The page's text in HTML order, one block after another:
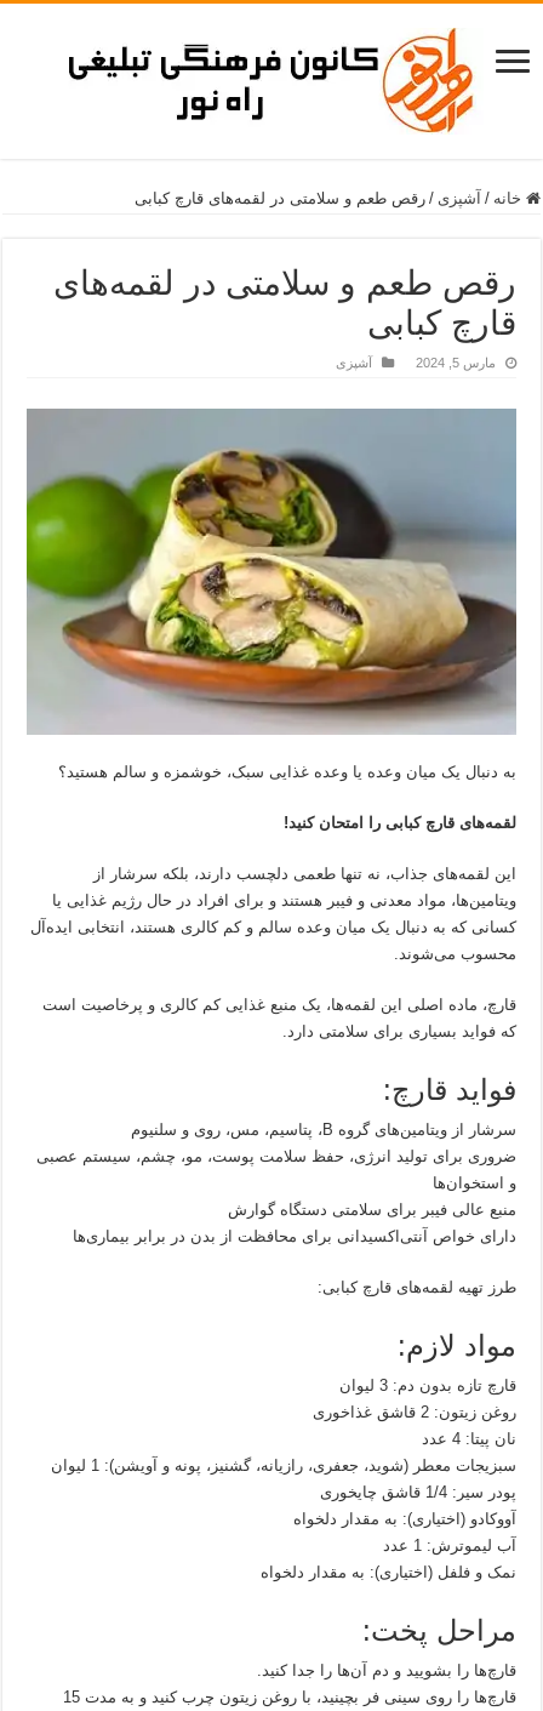
خانه / آشپزی / رقص طعم و سلامتی در لقمه‌های قارچ کبابی
رقص طعم و سلامتی در لقمه‌های
قارچ کبابی
مارس 5, 2024 آشپزی
به دنبال یک میان وعده یا وعده غذایی سبک، خوشمزه و سالم هستید؟
لقمه‌های قارچ کبابی را امتحان کنید!
این لقمه‌های جذاب، نه تنها طعمی دلچسب دارند، بلکه سرشار از
ویتامین‌ها، مواد معدنی و فیبر هستند و برای افراد در حال رژیم غذایی یا
کسانی که به دنبال یک میان وعده سالم و کم کالری هستند، انتخابی ایده‌آل
محسوب می‌شوند.
قارچ، ماده اصلی این لقمه‌ها، یک منبع غذایی کم کالری و پرخاصیت است
که فواید بسیاری برای سلامتی دارد.
فواید قارچ:
سرشار از ویتامین‌های گروه B، پتاسیم، مس، روی و سلنیوم
ضروری برای تولید انرژی، حفظ سلامت پوست، مو، چشم، سیستم عصبی
و استخوان‌ها
منبع عالی فیبر برای سلامتی دستگاه گوارش
دارای خواص آنتی‌اکسیدانی برای محافظت از بدن در برابر بیماری‌ها
طرز تهیه لقمه‌های قارچ کبابی:
مواد لازم:
قارچ تازه بدون دم: 3 لیوان
روغن زیتون: 2 قاشق غذاخوری
نان پیتا: 4 عدد
سبزیجات معطر (شوید، جعفری، رازیانه، گشنیز، پونه و آویشن): 1 لیوان
پودر سیر: 1/4 قاشق چایخوری
آووکادو (اختیاری): به مقدار دلخواه
آب لیموترش: 1 عدد
نمک و فلفل (اختیاری): به مقدار دلخواه
مراحل پخت:
قارچ‌ها را بشویید و دم آن‌ها را جدا کنید.
قارچ‌ها را روی سینی فر بچینید، با روغن زیتون چرب کنید و به مدت 15